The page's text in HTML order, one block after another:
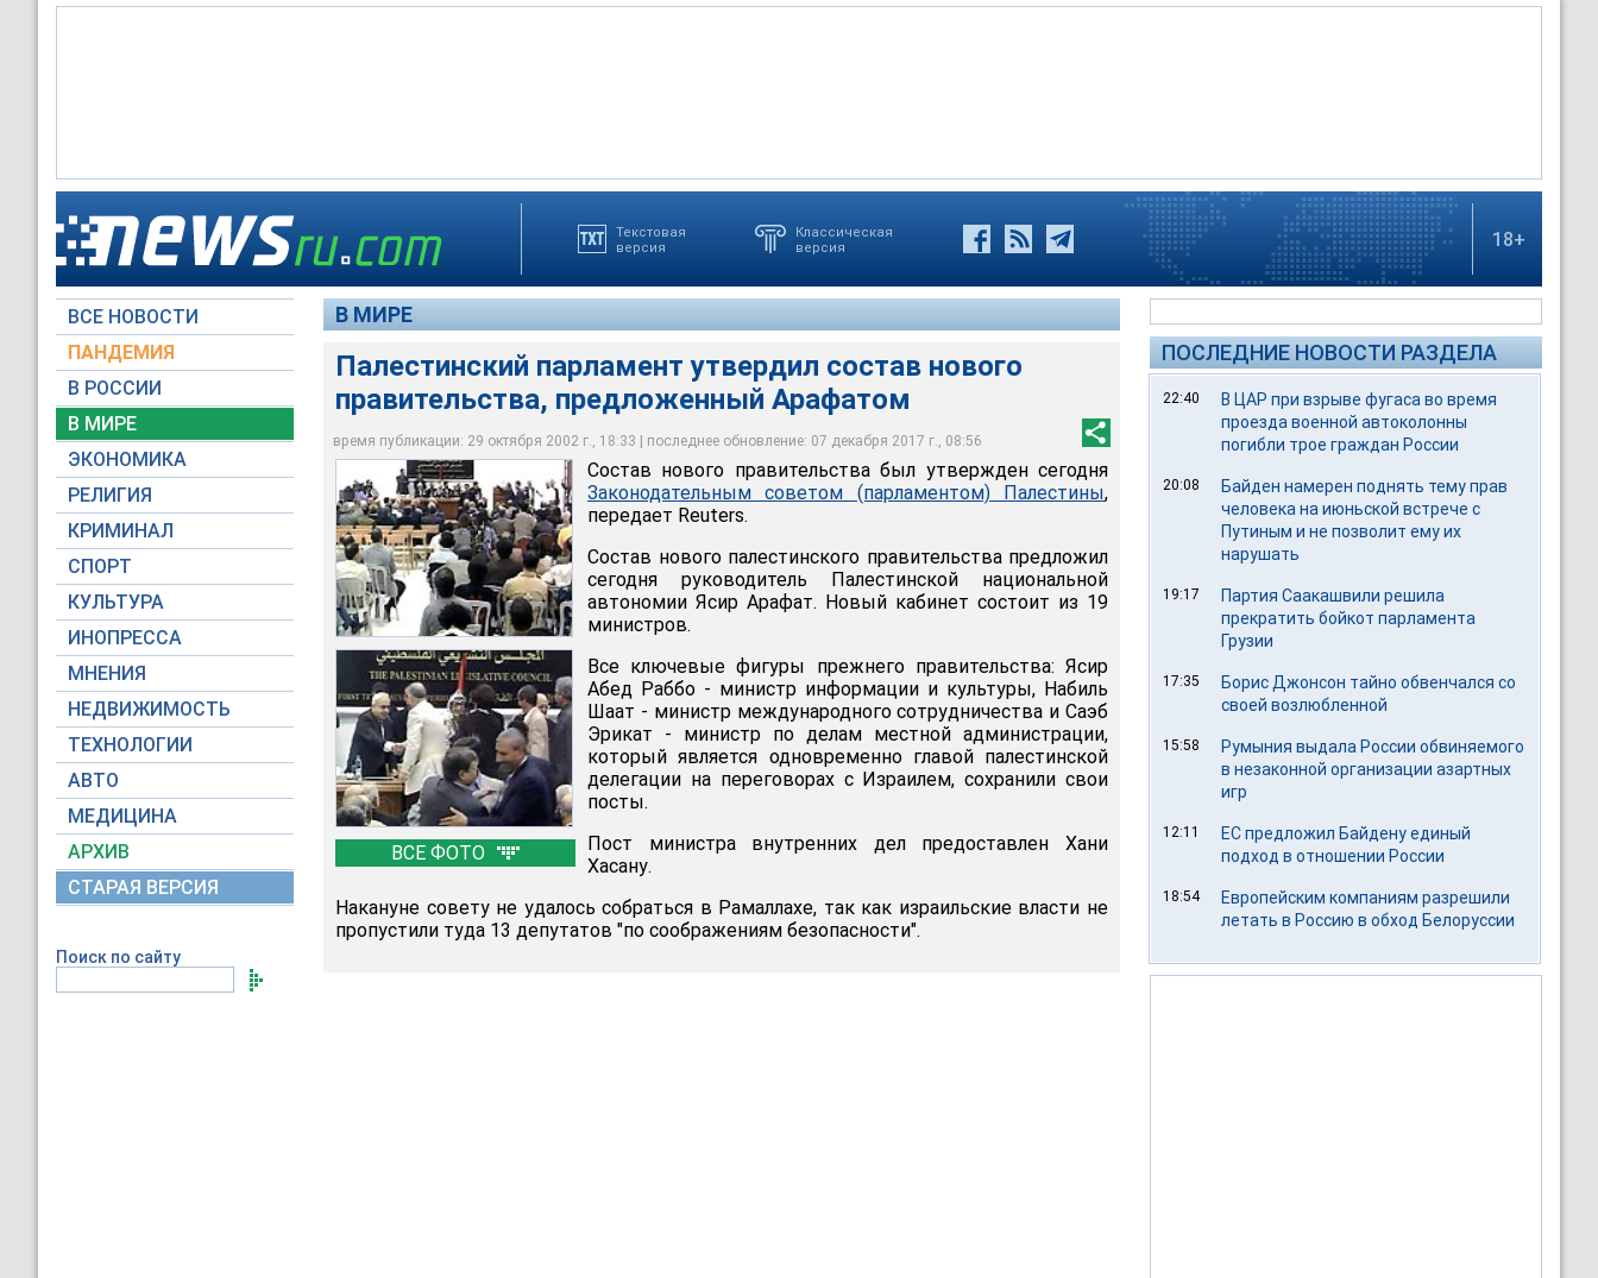
Текстовая
версия
Классическая
версия
18+
ВСЕ НОВОСТИ
ПАНДЕМИЯ
В РОССИИ
В МИРЕ
ЭКОНОМИКА
РЕЛИГИЯ
КРИМИНАЛ
СПОРТ
КУЛЬТУРА
ИНОПРЕССА
МНЕНИЯ
НЕДВИЖИМОСТЬ
ТЕХНОЛОГИИ
АВТО
МЕДИЦИНА
АРХИВ
СТАРАЯ ВЕРСИЯ
Поиск по сайту
В МИРЕ
Палестинский парламент утвердил состав нового
правительства, предложенный Арафатом
время публикации: 29 октября 2002 г., 18:33 | последнее обновление: 07 декабря 2017 г., 08:56
ВСЕ ФОТО
Палестинский парламент утвердил состав нового правительства, предложенный
Арафатом
Euronews
Новый кабинет состоит из 19 министров
Euronews
Все ключевые фигуры прежнего правительства сохранили свои посты
Euronews
Состав нового правительства был утвержден сегодня
Законодательным советом (парламентом) Палестины,
передает Reuters.
Состав нового палестинского правительства предложил
сегодня руководитель Палестинской национальной
автономии Ясир Арафат. Новый кабинет состоит из 19
министров.
Все ключевые фигуры прежнего правительства: Ясир
Абед Раббо - министр информации и культуры, Набиль
Шаат - министр международного сотрудничества и Саэб
Эрикат - министр по делам местной администрации,
который является одновременно главой палестинской
делегации на переговорах с Израилем, сохранили свои
посты.
Пост министра внутренних дел предоставлен Хани
Хасану.
Накануне совету не удалось собраться в Рамаллахе, так как израильские власти не
пропустили туда 13 депутатов "по соображениям безопасности".
ПОСЛЕДНИЕ НОВОСТИ РАЗДЕЛА
22:40
В ЦАР при взрыве фугаса во время
проезда военной автоколонны
погибли трое граждан России
20:08
Байден намерен поднять тему прав
человека на июньской встрече с
Путиным и не позволит ему их
нарушать
19:17
Партия Саакашвили решила
прекратить бойкот парламента
Грузии
17:35
Борис Джонсон тайно обвенчался со
своей возлюбленной
15:58
Румыния выдала России обвиняемого
в незаконной организации азартных
игр
12:11
ЕС предложил Байдену единый
подход в отношении России
18:54
Европейским компаниям разрешили
летать в Россию в обход Белоруссии